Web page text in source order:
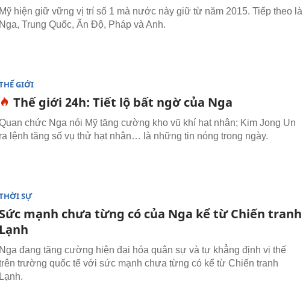
Mỹ hiện giữ vững vị trí số 1 mà nước này giữ từ năm 2015. Tiếp theo là
Nga, Trung Quốc, Ấn Độ, Pháp và Anh.
GIỚI
Thế giới 24h: Tiết lộ bất ngờ của Nga
chức Nga nói Mỹ tăng cường kho vũ khí hạt nhân; Kim Jong Un
ra lệnh tăng số vụ thử hạt nhân… là những tin nóng trong ngày.
SỰ
Sức mạnh chưa từng có của Nga kể từ Chiến tranh
Lạnh
Nga đang tăng cường hiện đại hóa quân sự và tự khẳng định vị thế
trường quốc tế với sức mạnh chưa từng có kể từ Chiến tranh
Lạnh.